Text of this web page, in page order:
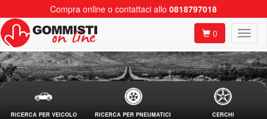
Compra online o contattaci allo 0818797018
0
RICERCA PER VEICOLO RICERCA PER PNEUMATICI CERCHI